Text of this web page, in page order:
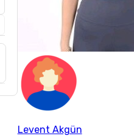
Levent Akgün